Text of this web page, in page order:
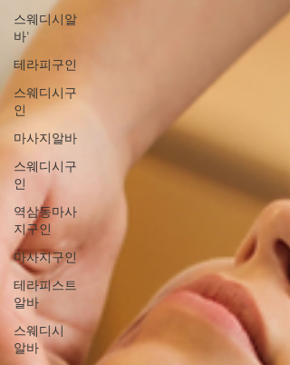
스웨디시알
바'
테라피구인
스웨디시구
인
마사지알바
스웨디시구
인
역삼동마사
지구인
마사지구인
테라피스트
알바
스웨디시
알바